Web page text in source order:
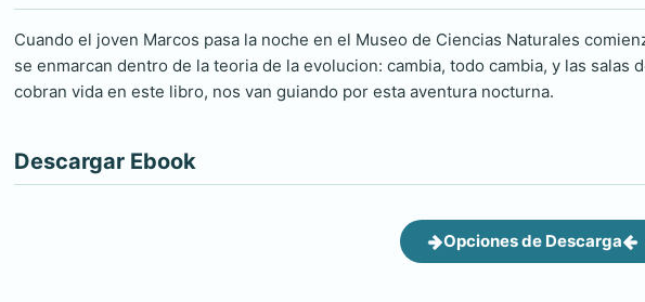
Cuando el joven Marcos pasa la noche en el Museo de Ciencias Naturales
se enmarcan dentro de la teoria de la evolucion: cambia, todo cambia, y las
cobran vida en este libro, nos van guiando por esta aventura nocturna.
Descargar Ebook
Opciones de Descarga